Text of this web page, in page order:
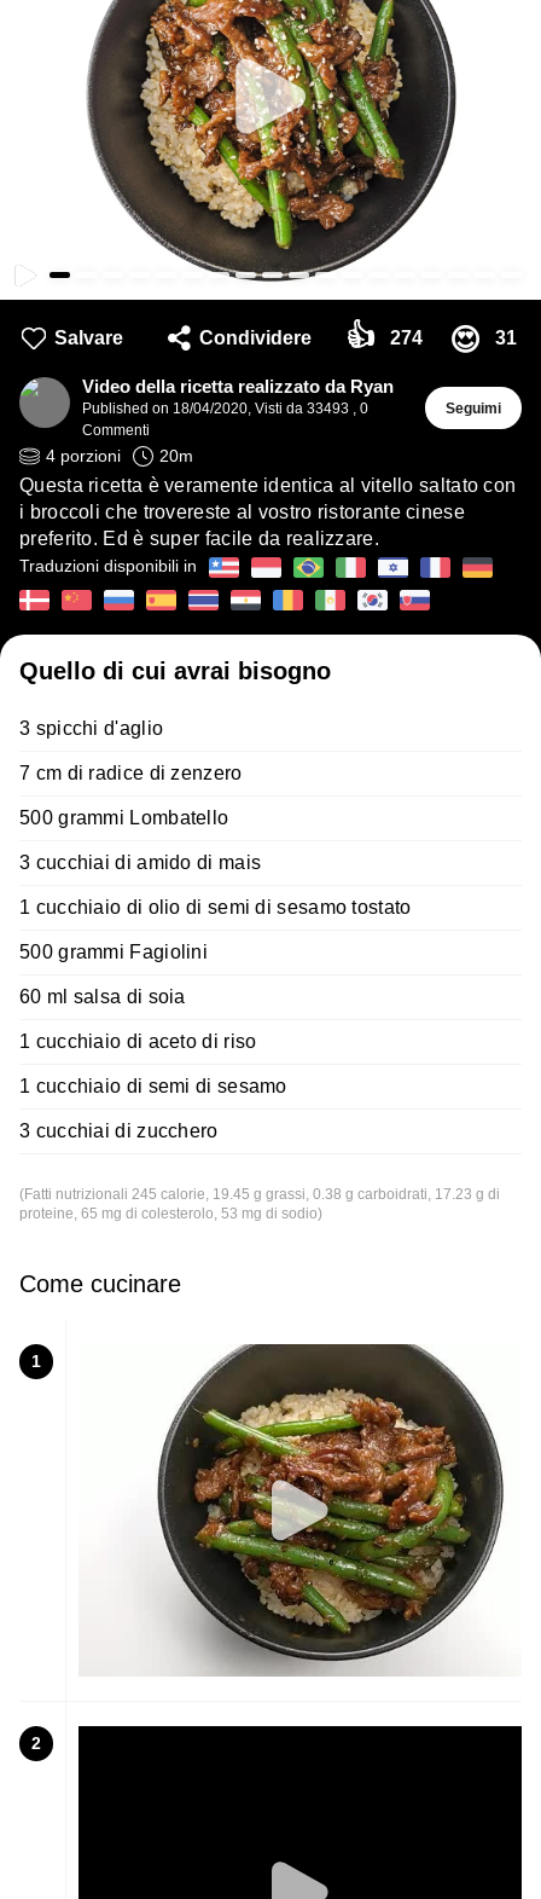
Salvare Condividere 👍 274 😍 31
Video della ricetta realizzato da Ryan
Published on 18/04/2020, Visti da 33493 , 0
Commenti
Seguimi
4 porzioni 20m
Questa ricetta è veramente identica al vitello saltato con
i broccoli che trovereste al vostro ristorante cinese
preferito. Ed è super facile da realizzare.
Traduzioni disponibili in
Quello di cui avrai bisogno
3 spicchi d'aglio
7 cm di radice di zenzero
500 grammi Lombatello
3 cucchiai di amido di mais
1 cucchiaio di olio di semi di sesamo tostato
500 grammi Fagiolini
60 ml salsa di soia
1 cucchiaio di aceto di riso
1 cucchiaio di semi di sesamo
3 cucchiai di zucchero
(Fatti nutrizionali 245 calorie, 19.45 g grassi, 0.38 g carboidrati, 17.23 g di
proteine, 65 mg di colesterolo, 53 mg di sodio)
Come cucinare
1
2